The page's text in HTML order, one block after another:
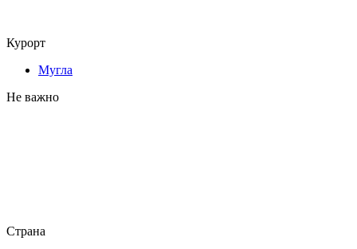
Курорт
Мугла
Не важно
Страна